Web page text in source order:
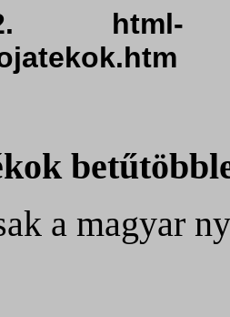
html-
a magyar